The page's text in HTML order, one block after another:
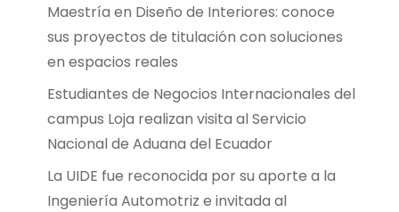
Maestría en Diseño de Interiores: conoce
sus proyectos de titulación con soluciones
en espacios reales
Estudiantes de Negocios Internacionales del
campus Loja realizan visita al Servicio
Nacional de Aduana del Ecuador
La UIDE fue reconocida por su aporte a la
Ingeniería Automotriz e invitada al